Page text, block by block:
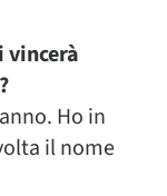
vincerà
Ho in
il nome